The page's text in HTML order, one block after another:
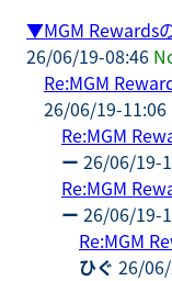
▼MGM Rewards
26/06/19-08:46
Re:MGM
26/06/19-11:06
Re:MGM
ー 26/06/19-
Re:MGM
ー 26/06/19-
Re:MGM
ひぐ 26/